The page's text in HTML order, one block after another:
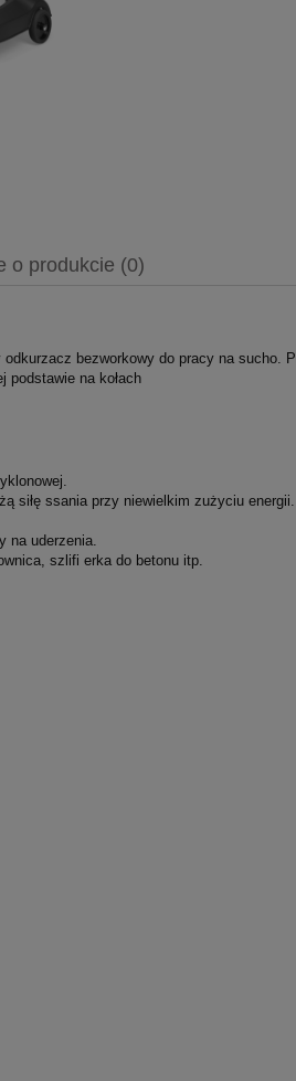
o produkcie (0)
bezworkowy do pracy na sucho.
podstawie na kołach
siłę ssania przy niewielkim zużyciu energii.
na uderzenia.
szlifi erka do betonu itp.